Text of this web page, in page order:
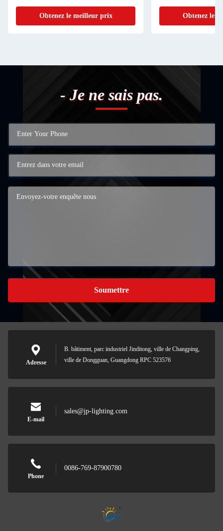
le balcon du couloir
Obtenez le meilleur prix
du jardin
Obtenez le
- Je ne sais pas.
Soumettre
Adresse
B. bâtiment, parc industriel Jinditong, ville de Changping,
ville de Dongguan, Guangdong RPC 523576
E-mail
sales@jp-lighting.com
Phone
0086-769-87900780